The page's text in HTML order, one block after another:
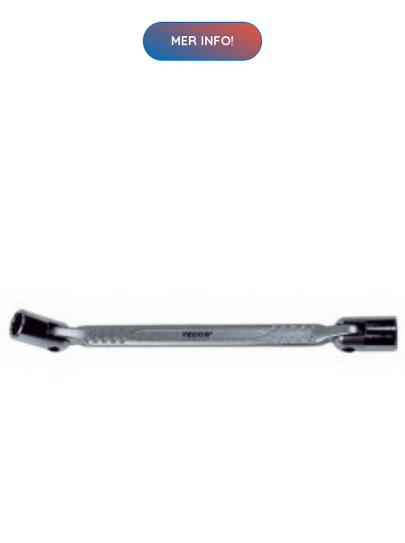
MER INFO!